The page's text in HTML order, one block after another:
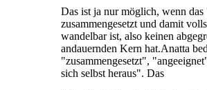
Das ist ja nur möglich, wenn
zusammengesetzt und damit
wandelbar ist, also keinen
andauernden Kern hat.Anatta
"zusammengesetzt",
sich selbst heraus". Das